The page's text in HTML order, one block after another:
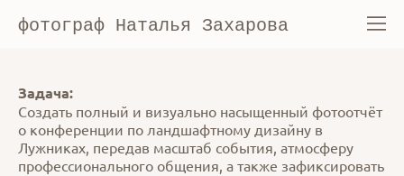
фотограф Наталья Захарова
Задача:
Создать полный и визуально насыщенный фотоотчёт
о конференции по ландшафтному дизайну в
Лужниках, передав масштаб события, атмосферу
профессионального общения, а также зафиксировать